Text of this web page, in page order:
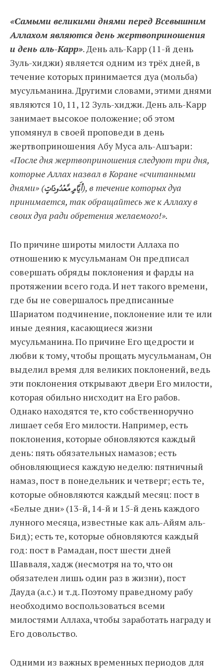
«Самыми великими днями перед Всевышним
Аллахом являются день жертвоприношения
и день аль-Карр». День аль-Карр (11-й день
Зуль-хиджи) является одним из трёх дней, в
течение которых принимается дуа (мольба)
мусульманина. Другими словами, этими днями
являются 10, 11, 12 Зуль-хиджи. День аль-Карр
занимает высокое положение; об этом
упомянул в своей проповеди в день
жертвоприношения Абу Муса аль-Ашъари:
«После дня жертвоприношения следуют три дня,
которые Аллах назвал в Коране «считанными
днями» (
أَيَّامٍ مَّعْدُودَاتٍ
), в течение которых дуа
принимается, так обращайтесь же к Аллаху в
своих дуа ради обретения желаемого!».
По причине широты милости Аллаха по
отношению к мусульманам Он предписал
совершать обряды поклонения и фарды на
протяжении всего года. И нет такого времени,
где бы не совершалось предписанные
Шариатом подчинение, поклонение или те или
иные деяния, касающиеся жизни
мусульманина. По причине Его щедрости и
любви к тому, чтобы прощать мусульманам, Он
выделил время для великих поклонений, ведь
эти поклонения открывают двери Его милости,
которая обильно нисходит на Его рабов.
Однако находятся те, кто собственноручно
лишает себя Его милости. Например, есть
поклонения, которые обновляются каждый
день: пять обязательных намазов; есть
обновляющиеся каждую неделю: пятничный
намаз, пост в понедельник и четверг; есть те,
которые обновляются каждый месяц: пост в
«Белые дни» (13-й, 14-й и 15-й день каждого
лунного месяца, известные как аль-Айям аль-
Бид); есть те, которые обновляются каждый
год: пост в Рамадан, пост шести дней
Шавваля, хадж (несмотря на то, что он
обязателен лишь один раз в жизни), пост
Дауда (а.с.) и т.д. Поэтому праведному рабу
необходимо воспользоваться всеми
милостями Аллаха, чтобы заработать награду и
Его довольство.
Одними из важных временных периодов для